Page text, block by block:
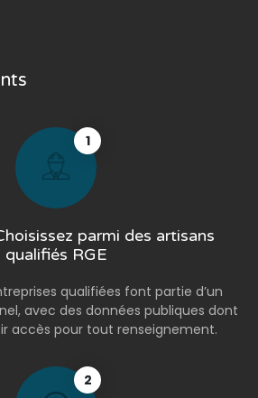
1
parmi des artisans
qualifiés RGE
qualifiées font partie d’un
avec des données publiques dont
accès pour tout renseignement.
2